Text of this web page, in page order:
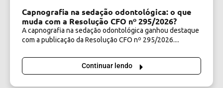
Capnografia na sedação odontológica: o que
muda com a Resolução CFO nº 295/2026?
A capnografia na sedação odontológica ganhou destaque
com a publicação da Resolução CFO nº 295/2026....
Continuar lendo